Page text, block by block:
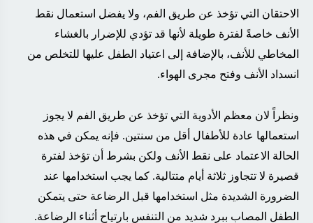
الاحتقان التي تؤخذ عن طريق الفم، ولا يفضل استعمال نقط
الأنف خاصةً لفترة طويلة لأنها قد تؤدي للإضرار بالغشاء
المخاطي للأنف، بالإضافة إلى اعتياد الطفل عليها للتخلص من
انسداد الأنف وفتح مجرى الهواء.
ونظراً لان معظم الأدوية التي تؤخذ عن طريق الفم لا يجوز
استعمالها عادة للأطفال أقل من سنتين. فإنه يمكن في هذه
الحالة الاعتماد على نقط الأنف ولكن بشرط أن تؤخذ لفترة
قصيرة لا تتجاوز ثلاثة أيام متتالية. كما يجب استخدامها عند
الضرورة الشديدة مثل استخدامها قبل الرضاعة حتى يتمكن
الطفل المصاب ببرد شديد من التنفس بارتياح أثناء الرضاعة.